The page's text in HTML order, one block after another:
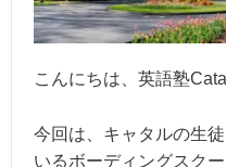
こんにちは、英語塾
今回は、キャタルの生
いるボーディングスク